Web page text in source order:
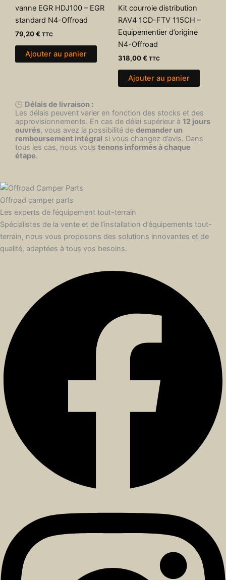
vanne EGR HDJ100 – EGR
standard N4-Offroad
79,20€ TTC
Ajouter au panier
Kit courroie distribution
RAV4 1CD-FTV 115CH –
Equipementier d’origine
N4-Offroad
318,00€ TTC
Ajouter au panier
🕒 Délais de livraison :
Les délais peuvent varier en fonction des stocks et des
approvisionnements. En cas de délai supérieur à 12 jours
ouvrés, vous avez la possibilité de demander un
remboursement intégral si vous changez d’avis. Dans
tous les cas, nous vous tenons informés à chaque
étape.
Offroad camper parts
Les experts de l’équipement tout-terrain
Spécialistes de la vente et de l’installation d’équipements tout-
terrain, nous vous proposons des solutions innovantes et de
qualité, adaptées à tous vos besoins.